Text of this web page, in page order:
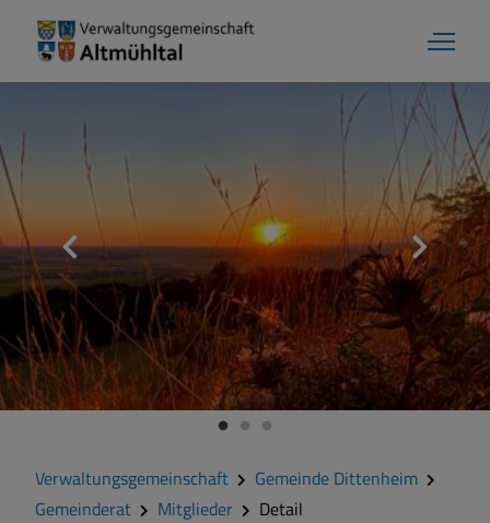
Verwaltungsgemeinschaft
Gemeinde Dittenheim
Gemeinderat
Mitglieder Detail